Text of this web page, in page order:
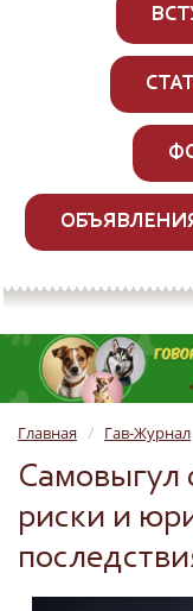
Главная / Гав-Журнал
Самовыгул
риски и